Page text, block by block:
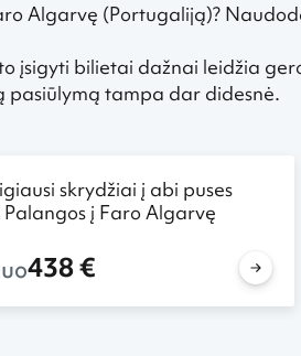
Algarvę (Portugaliją)?
įsigyti bilietai dažnai leidžia
pasiūlymą tampa dar didesnė.
skrydžiai į abi puses
Palangos į Faro Algarvę
438 €